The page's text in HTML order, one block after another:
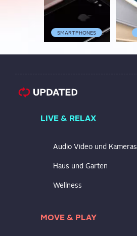
SMARTPHONES
LIVE & RELAX
Audio Video und Kameras
Haus und Garten
Wellness
MOVE & PLAY